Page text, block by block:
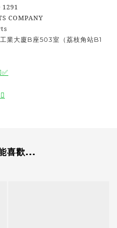
1291
COMPANY
業大廈B座503室（荔枝角站B1
✅
✅
喜歡...